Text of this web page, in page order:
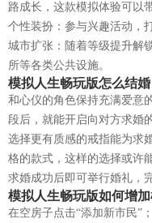
路成长，这款模拟体验可以
个性装扮：参与兴趣活动，
城市扩张：随着等级提升解
所等各类公共设施。
模拟人生畅玩版怎么结婚
和心仪的角色保持充满爱意
段后，就能开启向对方求婚
选择更有质感的戒指能为求
格的款式，这样的选择或许
求婚成功后即可举行婚礼，
模拟人生畅玩版如何增
在空房子点击“添加新市民”；